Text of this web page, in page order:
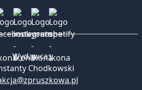
Wydawca:
Chodkowski